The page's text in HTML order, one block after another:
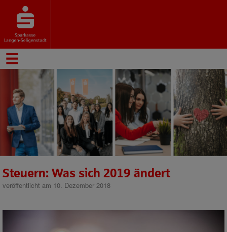
Steuern: Was sich 2019 ändert
veröffentlicht am 10. Dezember 2018